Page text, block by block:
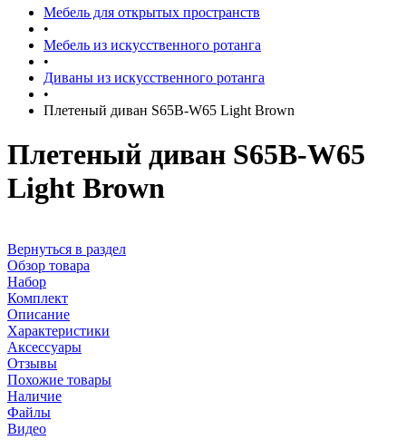
Мебель для открытых пространств
•
Мебель из искусственного ротанга
•
Диваны из искусственного ротанга
•
Плетеный диван S65B-W65 Light Brown
Плетеный диван S65B-W65
Light Brown
Вернуться в раздел
Обзор товара
Набор
Комплект
Описание
Характеристики
Аксессуары
Отзывы
Похожие товары
Наличие
Файлы
Видео